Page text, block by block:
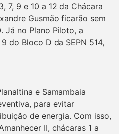
7, 9 e 10 a 12 da Chácara
Gusmão ficarão sem
Já no Plano Piloto, a
do Bloco D da SEPN 514,
e Samambaia
para evitar
de energia. Com isso,
II, chácaras 1 a